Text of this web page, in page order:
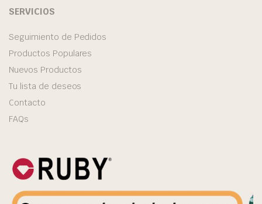
SERVICIOS
Seguimiento de Pedidos
Productos Populares
Nuevos Productos
Tu lista de deseos
Contacto
FAQs